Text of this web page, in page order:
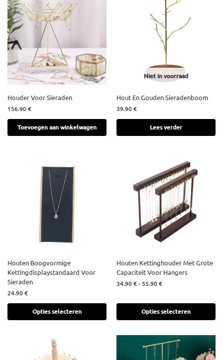
Houder Voor Sieraden
156.90€
Toevoegen aan winkelwagen
Niet in voorraad
Hout En Gouden Sieradenboom
39.90€
Lees verder
Houten Boogvormige
Kettingdisplaystandaard Voor
Sieraden
24.90€
Opties selecteren
Houten Kettinghouder Met Grote
Capaciteit Voor Hangers
34.90€- 55.90€
Opties selecteren